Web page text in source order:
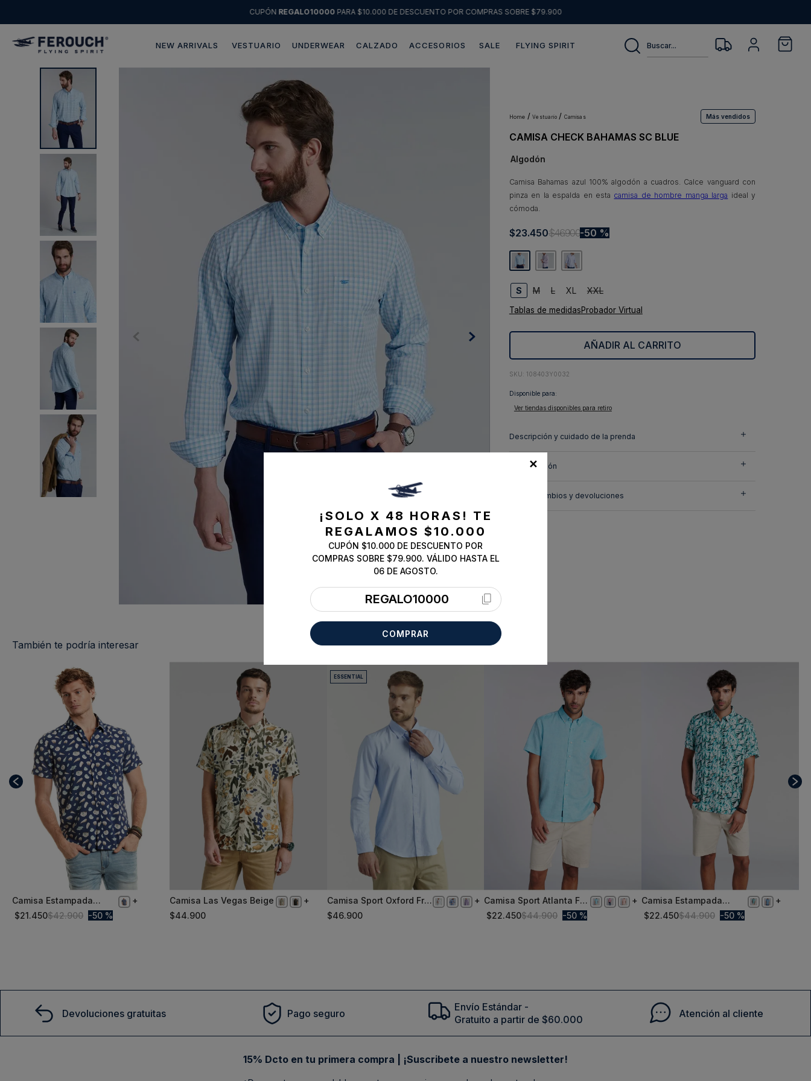
CUPÓN REGALO10000PARA $10.000 DE DESCUENTO POR COMPRAS SOBRE $79.900
NEW ARRIVALS VESTUARIO UNDERWEAR CALZADO ACCESORIOS SALE FLYING SPIRIT
Buscar...
vestuario camisas Más vendidos
CAMISA CHECK BAHAMAS SC BLUE
Algodón
Camisa Bahamas azul 100% algodón a cuadros. Calce vanguard con
pinza en la espalda en esta camisa de hombre manga larga ideal y
cómoda.
$23.450$46.900 50 %
S M L XL XXL
Tablas de medidasProbador Virtual
AÑADIR AL CARRITO
: 108403Y0032
Disponible para:
Ver tiendas disponibles para retiro
Descripción y cuidado de la prenda
Composición
Envíos, cambios y devoluciones
También te podría interesar
M
Camisa Estampada
Hamptons Fj Navy
$21.450$42.900 50 %
XL
Camisa Las Vegas Beige
$44.900
XL
ESSENTIAL
Camisa Sport Oxford Fr
Sky
$46.900
XXL
Camisa Sport Atlanta F
Turquoise
$22.450$44.900 50 %
XXL
Camisa Estampada
Hojas Fj River
$22.450$44.900 50 %
Devoluciones gratuitas Pago seguro
Envío Estándar -
Gratuito a partir de $60.000
Atención al cliente
15% Dcto en tu primera compra | ¡Suscribete a nuestro newsletter!
✕
¡SOLO X 48 HORAS! TE
REGALAMOS $10.000
CUPÓN $10.000 DE DESCUENTO POR
COMPRAS SOBRE $79.900. VÁLIDO HASTA EL
06 DE AGOSTO.
REGALO10000
COMPRAR
chaqueta
poleron
10
abrigo